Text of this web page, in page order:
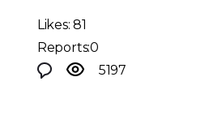
Likes: 81
Reports:0
5197